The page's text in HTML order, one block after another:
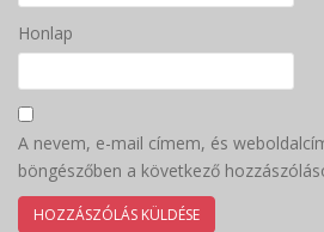
Honlap
A nevem, e-mail címem, és
böngészőben a következő